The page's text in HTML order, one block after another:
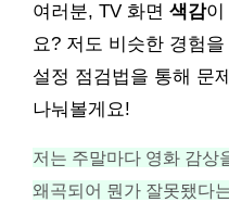
여러분, TV 화면 색감이
요? 저도 비슷한 경험
설정 점검법을 통해 문
나눠볼게요!
저는 주말마다 영화 감상
왜곡되어 뭔가 잘못됐다